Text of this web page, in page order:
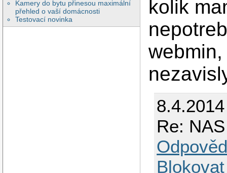
Kamery do bytu přinesou maximální
přehled o vaší domácnosti
Testovací novinka
kolik
Re:
Blokovat